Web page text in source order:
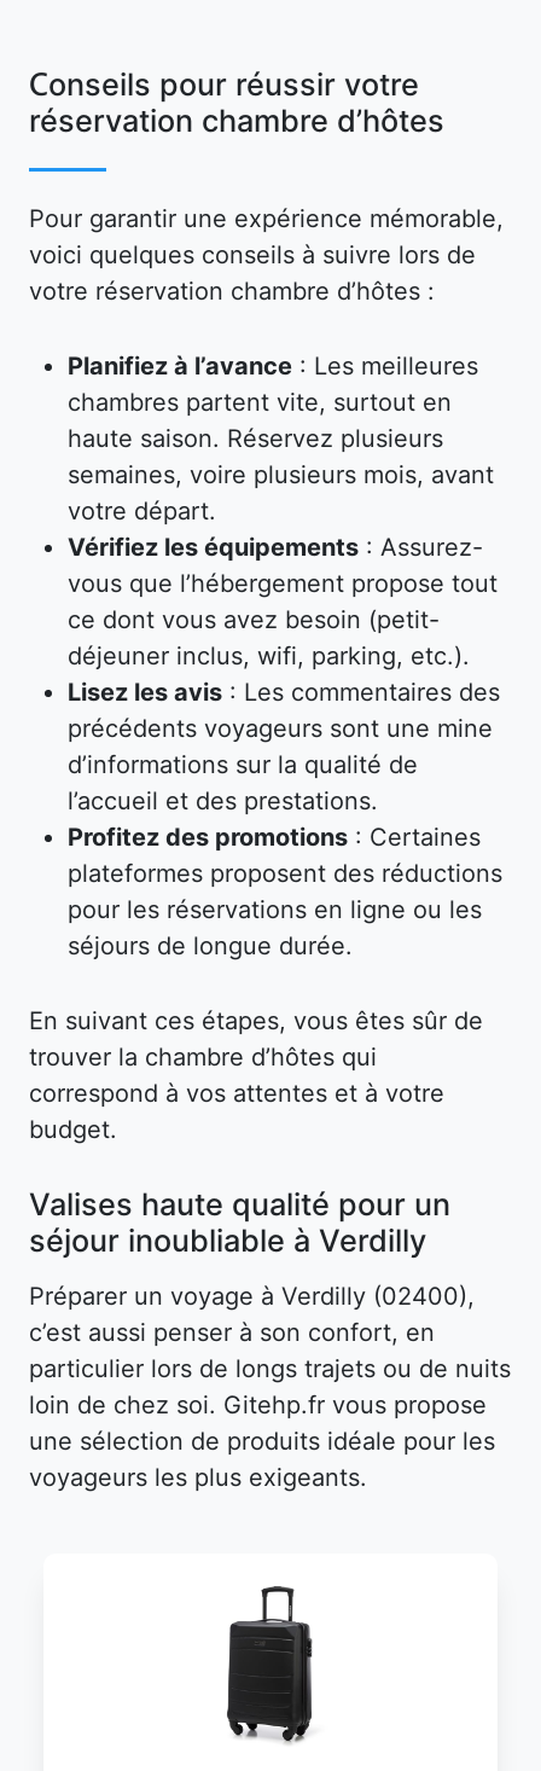
Conseils pour réussir votre
réservation chambre d’hôtes
Pour garantir une expérience mémorable,
voici quelques conseils à suivre lors de
votre réservation chambre d’hôtes :
Planifiez à l’avance : Les meilleures
chambres partent vite, surtout en
haute saison. Réservez plusieurs
semaines, voire plusieurs mois, avant
votre départ.
Vérifiez les équipements : Assurez-
vous que l’hébergement propose tout
ce dont vous avez besoin (petit-
déjeuner inclus, wifi, parking, etc.).
Lisez les avis : Les commentaires des
précédents voyageurs sont une mine
d’informations sur la qualité de
l’accueil et des prestations.
Profitez des promotions : Certaines
plateformes proposent des réductions
pour les réservations en ligne ou les
séjours de longue durée.
En suivant ces étapes, vous êtes sûr de
trouver la chambre d’hôtes qui
correspond à vos attentes et à votre
budget.
Valises haute qualité pour un
séjour inoubliable à Verdilly
Préparer un voyage à Verdilly (02400),
c’est aussi penser à son confort, en
particulier lors de longs trajets ou de nuits
loin de chez soi. Gitehp.fr vous propose
une sélection de produits idéale pour les
voyageurs les plus exigeants.